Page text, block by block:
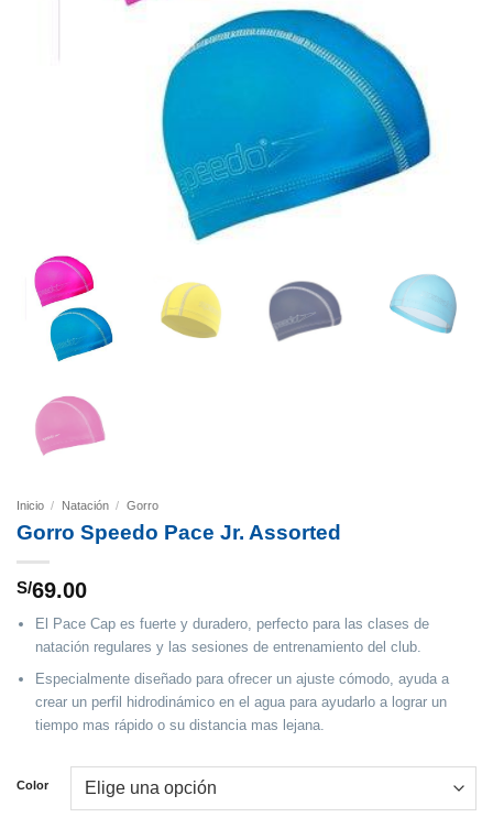
Inicio / Natación / Gorro
Gorro Speedo Pace Jr. Assorted
S/69.00
El Pace Cap es fuerte y duradero, perfecto para las clases de
natación regulares y las sesiones de entrenamiento del club.
Especialmente diseñado para ofrecer un ajuste cómodo, ayuda a
crear un perfil hidrodinámico en el agua para ayudarlo a lograr un
tiempo mas rápido o su distancia mas lejana.
Color